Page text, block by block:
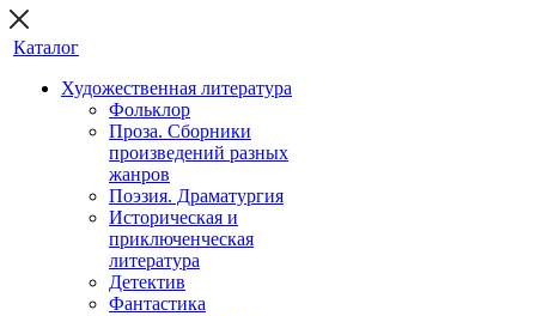
Каталог
Художественная литература
Фольклор
Проза. Сборники
произведений разных
жанров
Поэзия. Драматургия
Историческая и
приключенческая
литература
Детектив
Фантастика